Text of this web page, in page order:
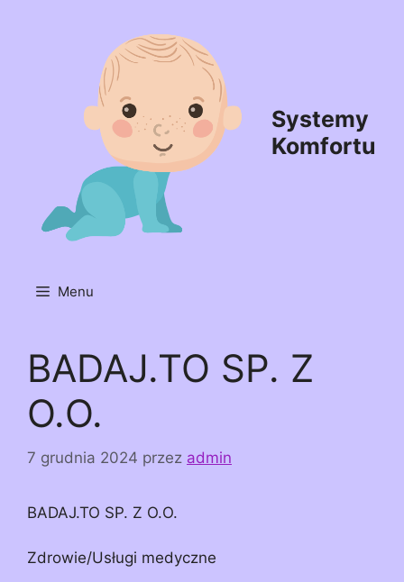
Systemy
Komfortu
Menu
BADAJ.TO SP. Z
O.O.
7 grudnia 2024 przez admin
BADAJ.TO SP. Z O.O.
Zdrowie/Usługi medyczne